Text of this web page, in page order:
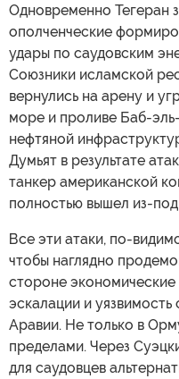
Одновременно Тегеран
ополченческие
удары по саудовским
Союзники исламской
вернулись на арену и
море и проливе Баб-
нефтяной
Думьят в результате
танкер американской
полностью вышел из-
Все эти атаки, по-
чтобы наглядно
стороне
эскалации и
Аравии. Не только в
пределами. Через
для саудовцев